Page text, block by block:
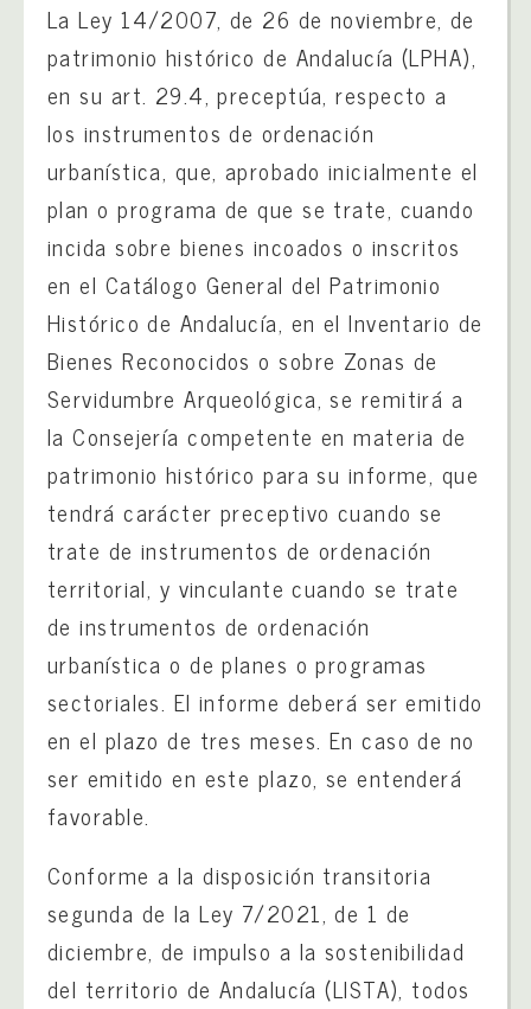
La Ley 14/2007, de 26 de noviembre, de
patrimonio histórico de Andalucía (LPHA),
en su art. 29.4, preceptúa, respecto a
los instrumentos de ordenación
urbanística, que, aprobado inicialmente el
plan o programa de que se trate, cuando
incida sobre bienes incoados o inscritos
en el Catálogo General del Patrimonio
Histórico de Andalucía, en el Inventario de
Bienes Reconocidos o sobre Zonas de
Servidumbre Arqueológica, se remitirá a
la Consejería competente en materia de
patrimonio histórico para su informe, que
tendrá carácter preceptivo cuando se
trate de instrumentos de ordenación
territorial, y vinculante cuando se trate
de instrumentos de ordenación
urbanística o de planes o programas
sectoriales. El informe deberá ser emitido
en el plazo de tres meses. En caso de no
ser emitido en este plazo, se entenderá
favorable.
Conforme a la disposición transitoria
segunda de la Ley 7/2021, de 1 de
diciembre, de impulso a la sostenibilidad
del territorio de Andalucía (LISTA), todos